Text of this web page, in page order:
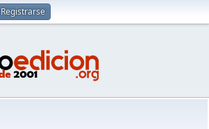
Registrarse